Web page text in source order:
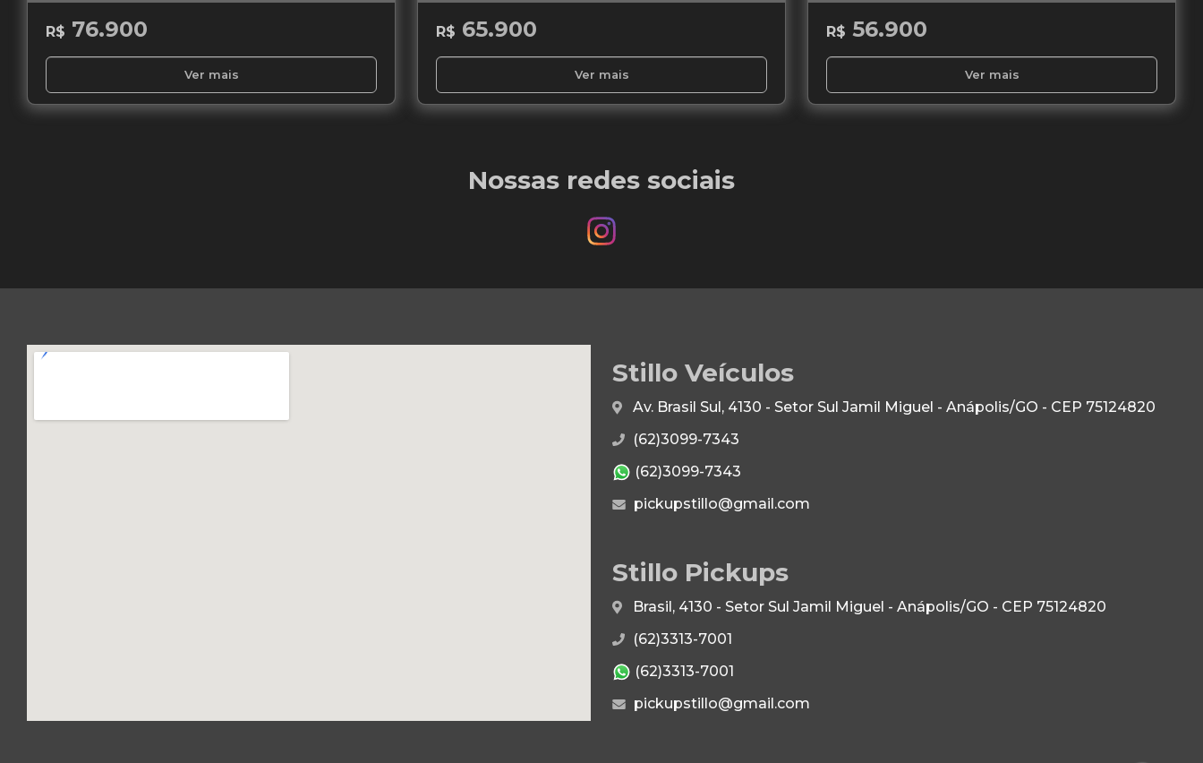
R$ 76.900
Ver mais
R$ 65.900
Ver mais
R$ 56.900
Ver mais
Nossas redes sociais
Stillo Veículos
Av. Brasil Sul, 4130 - Setor Sul Jamil Miguel - Anápolis/GO - CEP 75124820
(62)3099-7343
(62)3099-7343
pickupstillo@gmail.com
Stillo Pickups
Brasil, 4130 - Setor Sul Jamil Miguel - Anápolis/GO - CEP 75124820
(62)3313-7001
(62)3313-7001
pickupstillo@gmail.com